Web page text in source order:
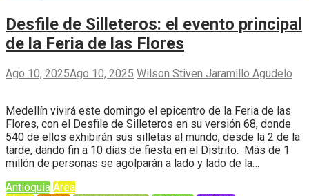
Desfile de Silleteros: el evento principal
de la Feria de las Flores
Ago 10, 2025Ago 10, 2025 Wilson Stiven Jaramillo Agudelo
Medellín vivirá este domingo el epicentro de la Feria de las
Flores, con el Desfile de Silleteros en su versión 68, donde
540 de ellos exhibirán sus silletas al mundo, desde la 2 de la
tarde, dando fin a 10 días de fiesta en el Distrito. Más de 1
millón de personas se agolparán a lado y lado de la…
Antioquia Área